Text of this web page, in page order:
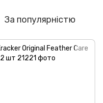
За популярністю